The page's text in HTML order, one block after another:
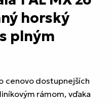
horský
plným
cenovo dostupnejších
rámom, vďaka